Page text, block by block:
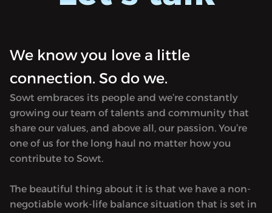
We know you love a little
connection. So do we.
Sowt embraces its people and we’re constantly
growing our team of talents and community that
share our values, and above all, our passion. You’re
one of us for the long haul no matter how you
contribute to Sowt.
The beautiful thing about it is that we have a non-
negotiable work-life balance situation that is set in